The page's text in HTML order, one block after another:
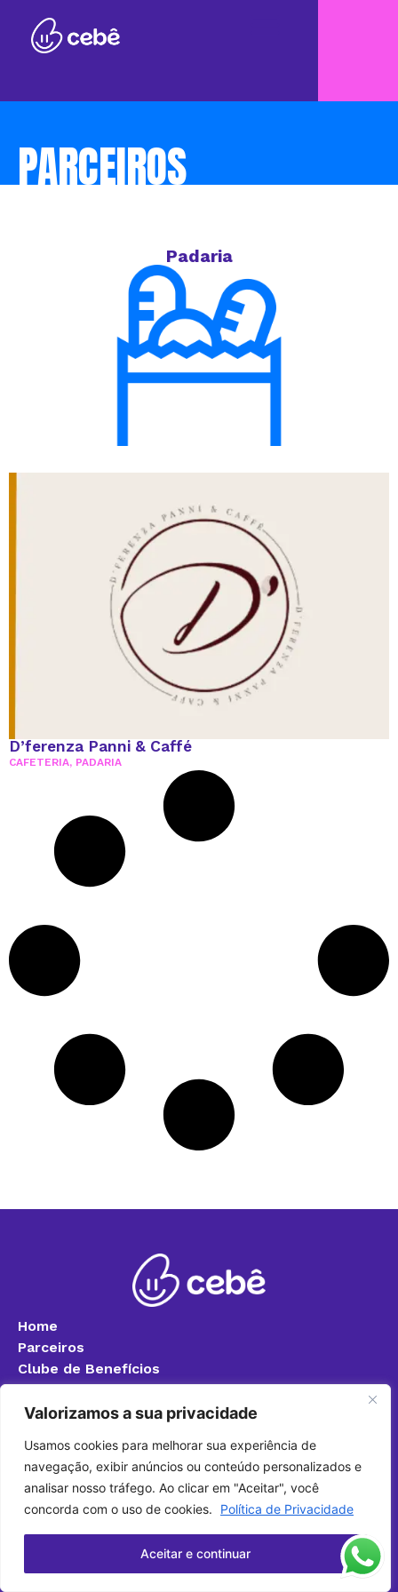
Valorizamos a sua privacidade
Usamos cookies para melhorar sua experiência de
navegação, exibir anúncios ou conteúdo personalizados e
analisar nosso tráfego. Ao clicar em "Aceitar", você
concorda com o uso de cookies.
Política de Privacidade
Aceitar e continuar
PARCEIROS
Padaria
D’ferenza Panni & Caffé
CAFETERIA, PADARIA
Home
Parceiros
Clube de Benefícios
Quero ser parceiro
Fale Conosco
+55 (24) 99317-7888
(24) 3340-8400 (Ramal 8283)